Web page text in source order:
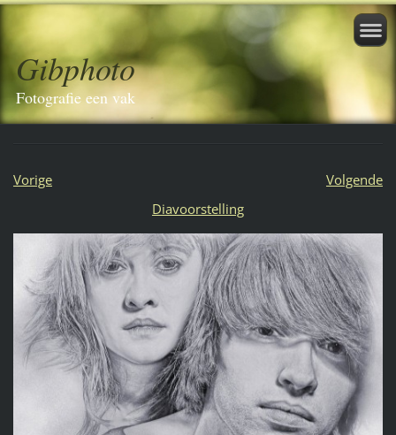
Gibphoto
Fotografie een vak
Vorige
Volgende
Diavoorstelling